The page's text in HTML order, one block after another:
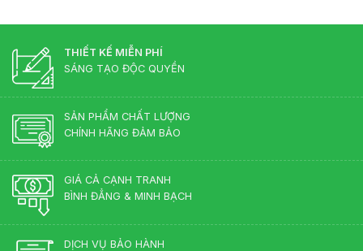
THIẾT KẾ MIỄN PHÍ
SÁNG TẠO ĐỘC QUYỀN
SẢN PHẨM CHẤT LƯỢNG
CHÍNH HÃNG ĐẢM BẢO
GIÁ CẢ CẠNH TRANH
BÌNH ĐẲNG & MINH BẠCH
DỊCH VỤ BẢO HÀNH